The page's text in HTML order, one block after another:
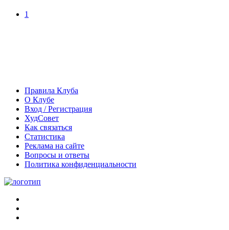
1
Правила Клуба
О Клубе
Вход / Регистрация
ХудСовет
Как связаться
Статистика
Реклама на сайте
Вопросы и ответы
Политика конфиденциальности